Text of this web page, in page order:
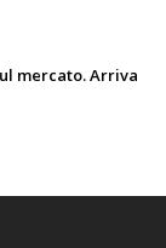
mercato. Arriva